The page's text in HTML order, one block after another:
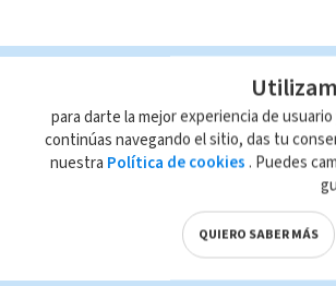
contenido de esta página, mismo que es
conformidad con las leyes aplicables.
para darte la mejor experiencia de
continúas navegando el sitio, das tu
nuestra Política de cookies . Puedes
QUIERO SABER MÁS